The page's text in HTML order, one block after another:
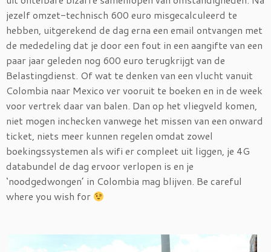
jezelf omzet-technisch 600 euro misgecalculeerd te
hebben, uitgerekend de dag erna een email ontvangen met
de mededeling dat je door een fout in een aangifte van een
paar jaar geleden nog 600 euro terugkrijgt van de
Belastingdienst. Of wat te denken van een vlucht vanuit
Colombia naar Mexico ver vooruit te boeken en in de week
voor vertrek daar van balen. Dan op het vliegveld komen,
niet mogen inchecken vanwege het missen van een onward
ticket, niets meer kunnen regelen omdat zowel
boekingssystemen als wifi er compleet uit liggen, je 4G
databundel de dag ervoor verlopen is en je
‘noodgedwongen’ in Colombia mag blijven. Be careful
where you wish for